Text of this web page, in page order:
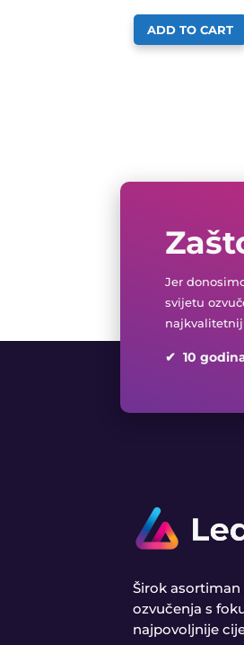
ADD TO CART
Jer
svijetu
✔ 10
Širok asortiman
ozvučenja s
najpovoljnije